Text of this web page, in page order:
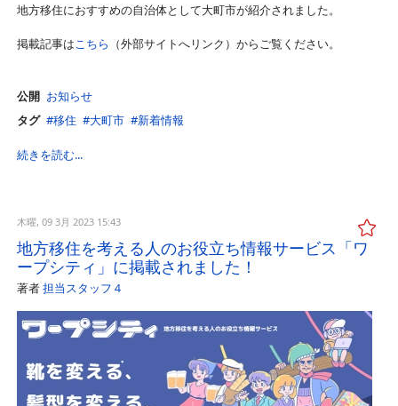
地方移住におすすめの自治体として大町市が紹介されました。
掲載記事はこちら （外部サイトへリンク）からご覧ください。
公開 お知らせ
タグ
移住 大町市 新着情報
続きを読む...
木曜, 09 3月 2023 15:43
地方移住を考える人のお役立ち情報サービス「ワ
ープシティ」に掲載されました！
著者担当スタッフ４